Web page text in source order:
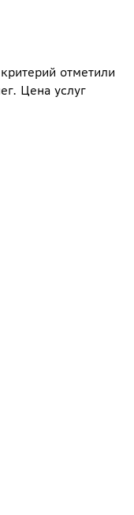
отметили
Цена услуг